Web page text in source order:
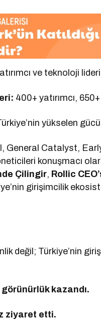
ve teknoloji lideri
400+ yatırımcı,
yükselen
General Catalyst,
konuşmacı
Çilingir, Rollic
girişimcilik
değil; Türkiye’nin
görünürlük kazandı.
ziyaret etti.